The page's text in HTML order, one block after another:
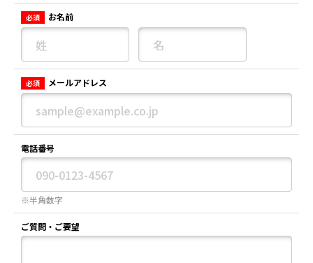
必須 お名前
必須 メールアドレス
電話番号
※半角数字
ご質問・ご要望